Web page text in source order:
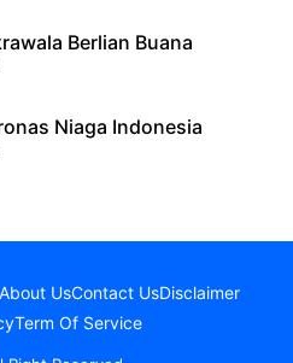
Berlian Buana
Niaga Indonesia
About UsContact UsDisclaimer
Term Of Service